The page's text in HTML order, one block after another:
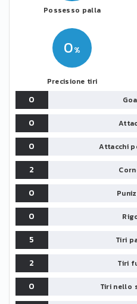
Possesso palla
0
Precisione tiri
0
0
0
Attacchi
2
0
0
5
Tiri
2
Tiri
0
Tiri nello